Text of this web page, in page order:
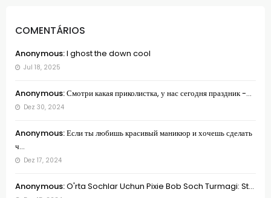
COMENTÁRIOS
Anonymous:I ghost the down cool
Jul 18, 2025
Anonymous:Смотри какая приколистка, у нас сегодня праздник -...
Dez 30, 2024
Anonymous:Если ты любишь красивый маникюр и хочешь сделать
ч...
Dez 17, 2024
Anonymous:O'rta Sochlar Uchun Pixie Bob Soch Turmagi: St...